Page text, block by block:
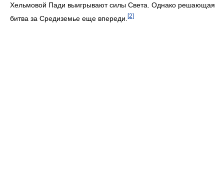
Хельмовой Пади выигрывают силы Света. Однако решающая
битва за Средиземье еще впереди. [2]